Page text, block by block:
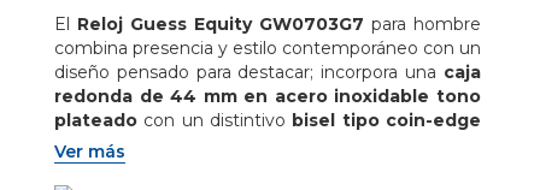
El Reloj Guess Equity GW0703G7 para hombre
combina presencia y estilo contemporáneo con un
diseño pensado para destacar; incorpora una caja
redonda de 44 mm en acero inoxidable tono
plateado con un distintivo bisel tipo coin-edge
que aporta textura y carácter deportivo,
acompañado de un
Ver más